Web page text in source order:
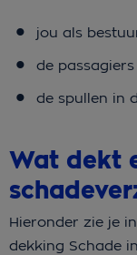
jou als
de
de spullen in
Wat dekt
Hieronder zie je
dekking Schade